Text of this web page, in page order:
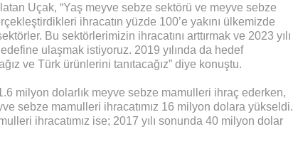
Uçak, “Yaş meyve sebze sektörü ve meyve sebze
ihracatın yüzde 100’e yakını ülkemizde
Bu sektörlerimizin ihracatını arttırmak ve 2023 yılı
ulaşmak istiyoruz. 2019 yılında da hedef
ve Türk ürünlerini tanıtacağız” diye konuştu.
milyon dolarlık meyve sebze mamulleri ihraç ederken,
sebze mamulleri ihracatımız 16 milyon dolara yükseldi.
ihracatımız ise; 2017 yılı sonunda 40 milyon dolar